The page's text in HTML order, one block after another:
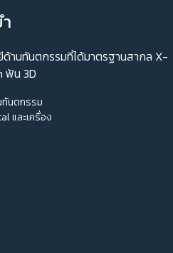
ด้านทันตกรรมที่ได้มาตรฐานสากล X-
ฟัน 3D
ทันตกรรม
และเครื่อง